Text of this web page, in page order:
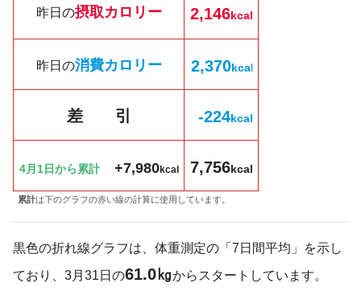
昨日の摂取カロリー 2,146kcal
昨日の消費カロリー 2,370kcal
差 引 -224kcal
4月1日から累計 +7,980kcal 7,756kcal
累計は下のグラフの赤い線の計算に使用しています。
黒色の折れ線グラフは、体重測定の「7日間平均」を示し
ており、3月31日の61.0㎏からスタートしています。